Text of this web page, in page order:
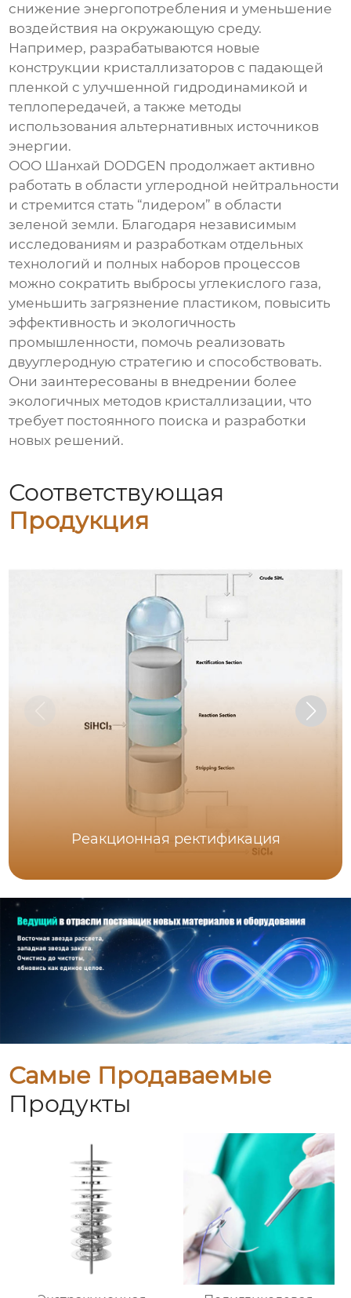
снижение энергопотребления и уменьшение
воздействия на окружающую среду.
Например, разрабатываются новые
конструкции кристаллизаторов с падающей
пленкой с улучшенной гидродинамикой и
теплопередачей, а также методы
использования альтернативных источников
энергии.
ООО Шанхай DODGEN продолжает активно
работать в области углеродной нейтральности
и стремится стать “лидером” в области
зеленой земли. Благодаря независимым
исследованиям и разработкам отдельных
технологий и полных наборов процессов
можно сократить выбросы углекислого газа,
уменьшить загрязнение пластиком, повысить
эффективность и экологичность
промышленности, помочь реализовать
двууглеродную стратегию и способствовать.
Они заинтересованы в внедрении более
экологичных методов кристаллизации, что
требует постоянного поиска и разработки
новых решений.
Соответствующая
Продукция
Реакционная ректификация
Самые Продаваемые
Продукты